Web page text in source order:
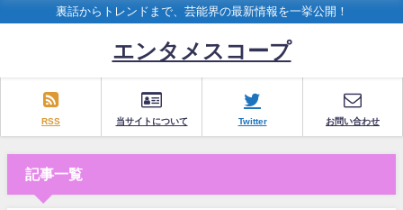
裏話からトレンドまで、芸能界の最新情報を一挙公開！
エンタメスコープ
RSS 当サイトについて Twitter お問い合わせ
記事一覧